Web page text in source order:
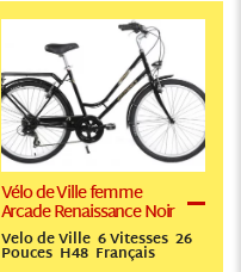
Vélo de Ville femme
Arcade Renaissance Noir
Velo de Ville 6 Vitesses 26
Pouces H48 Français